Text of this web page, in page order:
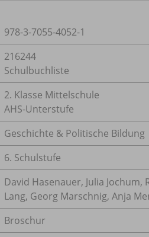
978-3-7055-4052-1
216244
Schulbuchliste
2. Klasse Mittelschule
AHS-Unterstufe
Geschichte & Politische Bildung
6. Schulstufe
David Hasenauer, Julia
Lang, Georg Marschnig, Anja
Broschur